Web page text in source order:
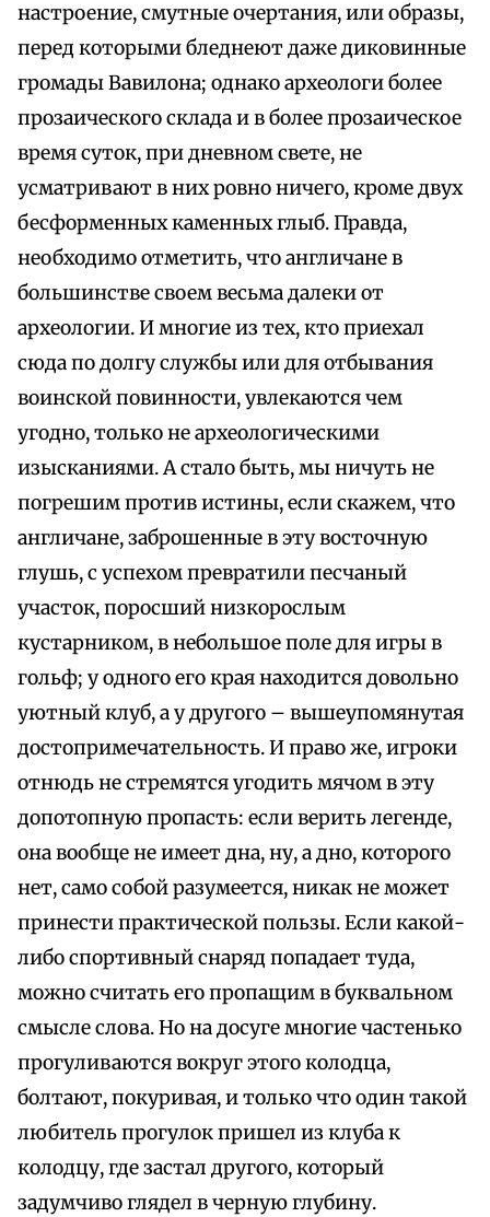
настроение, смутные очертания, или образы,
перед которыми бледнеют даже диковинные
громады Вавилона; однако археологи более
прозаического склада и в более прозаическое
время суток, при дневном свете, не
усматривают в них ровно ничего, кроме двух
бесформенных каменных глыб. Правда,
необходимо отметить, что англичане в
большинстве своем весьма далеки от
археологии. И многие из тех, кто приехал
сюда по долгу службы или для отбывания
воинской повинности, увлекаются чем
угодно, только не археологическими
изысканиями. А стало быть, мы ничуть не
погрешим против истины, если скажем, что
англичане, заброшенные в эту восточную
глушь, с успехом превратили песчаный
участок, поросший низкорослым
кустарником, в небольшое поле для игры в
гольф; у одного его края находится довольно
уютный клуб, а у другого – вышеупомянутая
достопримечательность. И право же, игроки
отнюдь не стремятся угодить мячом в эту
допотопную пропасть: если верить легенде,
она вообще не имеет дна, ну, а дно, которого
нет, само собой разумеется, никак не может
принести практической пользы. Если какой-
либо спортивный снаряд попадает туда,
можно считать его пропащим в буквальном
смысле слова. Но на досуге многие частенько
прогуливаются вокруг этого колодца,
болтают, покуривая, и только что один такой
любитель прогулок пришел из клуба к
колодцу, где застал другого, который
задумчиво глядел в черную глубину.